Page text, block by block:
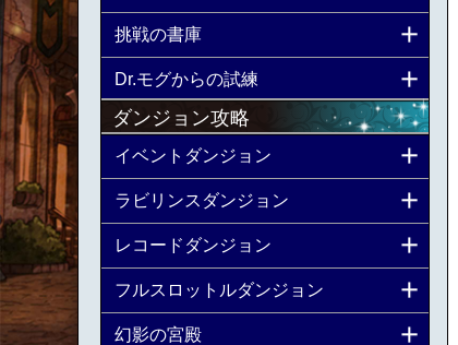
挑戦の書庫
Dr.モグからの試練
ダンジョン攻略
イベントダンジョン
ラビリンスダンジョン
レコードダンジョン
フルスロットルダンジョン
幻影の宮殿